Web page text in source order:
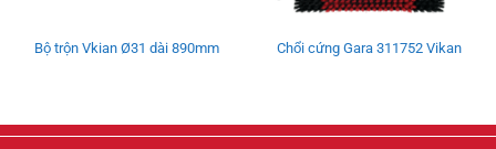
Bộ trộn Vkian Ø31 dài 890mm Chổi cứng Gara 311752 Vikan